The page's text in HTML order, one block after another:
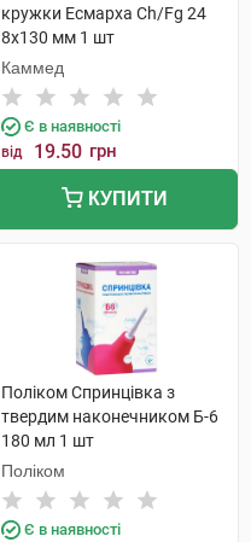
кружки Есмарха Ch/Fg 24
8x130 мм 1 шт
Каммед
Є в наявності
від 19.50 грн
КУПИТИ
Поліком Спринцівка з
твердим наконечником Б-6
180 мл 1 шт
Поліком
Є в наявності